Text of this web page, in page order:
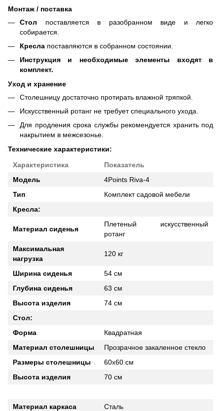
Монтаж / поставка
Стол поставляется в разобранном виде и легко
собирается.
Кресла поставляются в собранном состоянии.
Инструкция и необходимые элементы входят в
комплект.
Уход и хранение
Столешницу достаточно протирать влажной тряпкой.
Искусственный ротанг не требует специального ухода.
Для продления срока службы рекомендуется хранить под
накрытием в межсезонье.
Технические характеристики:
Характеристика
Показатель
Модель
4Points Riva-4
Тип
Комплект садовой мебели
Кресла:
Материал сиденья
Плетеный искусственный
ротанг
Максимальная
нагрузка
120 кг
Ширина сиденья
54 см
Глубина сиденья
63 см
Высота изделия
74 см
Стол:
Форма
Квадратная
Материал столешницы
Прозрачное закаленное стекло
Размеры столешницы
60х60 см
Высота изделия
70 см
Материал каркаса
Сталь